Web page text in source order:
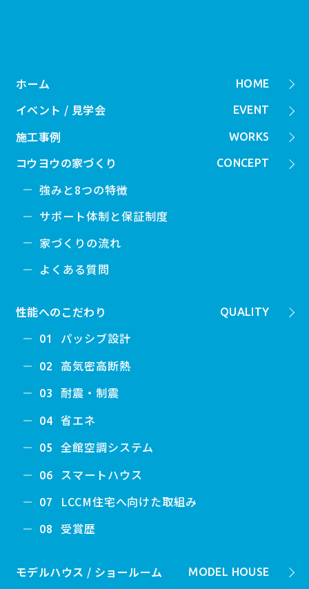
HOME
ホーム
EVENT
イベント / 見学会
WORKS
施工事例
CONCEPT
コウヨウの家づくり
強みと8つの特徴
サポート体制と保証制度
家づくりの流れ
よくある質問
QUALITY
性能へのこだわり
01 パッシブ設計
02 高気密高断熱
03 耐震・制震
04 省エネ
05 全館空調システム
06 スマートハウス
07 LCCM住宅へ向けた取組み
08 受賞歴
MODEL HOUSE
モデルハウス / ショールーム